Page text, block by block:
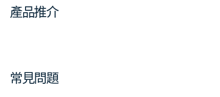
產品推介
常見問題